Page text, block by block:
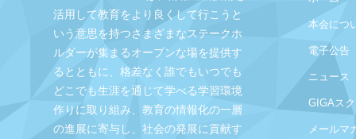
活用して教育をより良くして行こうと
いう意思を持つさまざまなステークホ
ルダーが集まるオープンな場を提供す
るとともに、格差なく誰でもいつでも
どこでも生涯を通じて学べる学習環境
作りに取り組み、教育の情報化の一層
の進展に寄与し、社会の発展に貢献す
本会につ
電子公告
ニュース
GIGAス
メールマ